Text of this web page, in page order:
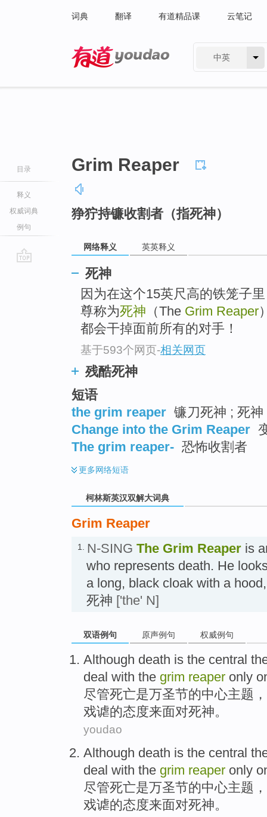
词典 翻译 有道精品课 云笔记
中英
目录
释义
权威词典
例句
Grim Reaper
狰狞持镰收割者（指死神）
网络释义 英英释义
死神
因为在这个15英尺高的铁笼子
尊称为死神 （The Grim Reaper
都会干掉面前所有的对手！
基于593个网页-相关网页
残酷死神
短语
the grim reaper 镰刀死神 ; 死
Change into the Grim Reaper
The grim reaper- 恐怖收割者
更多网络短语
柯林斯英汉双解大词典
Grim Reaper
1. N-SING The Grim Reaper is
who represents death. He
a long, black cloak with a
死神 ['the' N]
双语例句 原声例句 权威例句
Although death is the central
deal with the grim reaper only
尽管死亡是万圣节的中心主题
戏谑的态度来面对死神。
youdao
Although death is the central
deal with the grim reaper only
尽管死亡是万圣节的中心主题
戏谑的态度来面对死神。